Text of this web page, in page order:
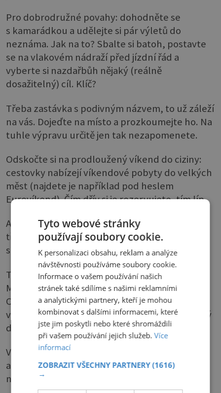
Pro dobrodružné povahy: dohodněte se
s kamarádkou a udělejte si pár výletů do
neznáma. Jak na to? Sbalte si batoh, postavte
se na vlakovém nádraží před jízdní řád a
vyberte si nazdařbůh nějaký (reálně
dosažitelný) cíl. Klíč?
Třeba zastávka s podivným názvem, to už záleží
na vás. Dojeďte na místo a prozkoumejte ho. Na
tuhle výpravu určitě jen tak nezapomenete.
Odskočte si na prodloužený víkend do ciziny:
cestovky nabízejí víkendové pobyty do velkých
měst (najdete je například pod heslem
Eurovíkend). Čím dřív si je rezervujete, tím líp.
A nemusíte jen do města, výlety se pořádají
třeba k Plitvickým jezerům, kde se natáčel
slavný Vinnetou, nebo do maďarských lázní.
Toužíte po moři? Ani to není nesplnitelný sen.
Můžete vyrazit s autobusovým zájezdem do
Chorvatska: v pátek odpoledne se vyjíždí,
v sobotu ráno se probudíte na pláži a máte celý
den ta koupání.
Večer se převléknete z plavek, sednete si do
autobusu, a hurá domů. Nebudete potřebovat
nic víc než plavky, ručník, deku a žabky.
Tyto webové stránky
používají soubory cookie.
K personalizaci obsahu, reklam a analýze
návštěvnosti používáme soubory cookie.
Informace o vašem používání našich
stránek také sdílíme s našimi reklamními
a analytickými partnery, kteří je mohou
kombinovat s dalšími informacemi, které
jste jim poskytli nebo které shromáždili
při vašem používání jejich služeb.Více
informací
ZOBRAZIT VŠECHNY PARTNERY(1616)
→